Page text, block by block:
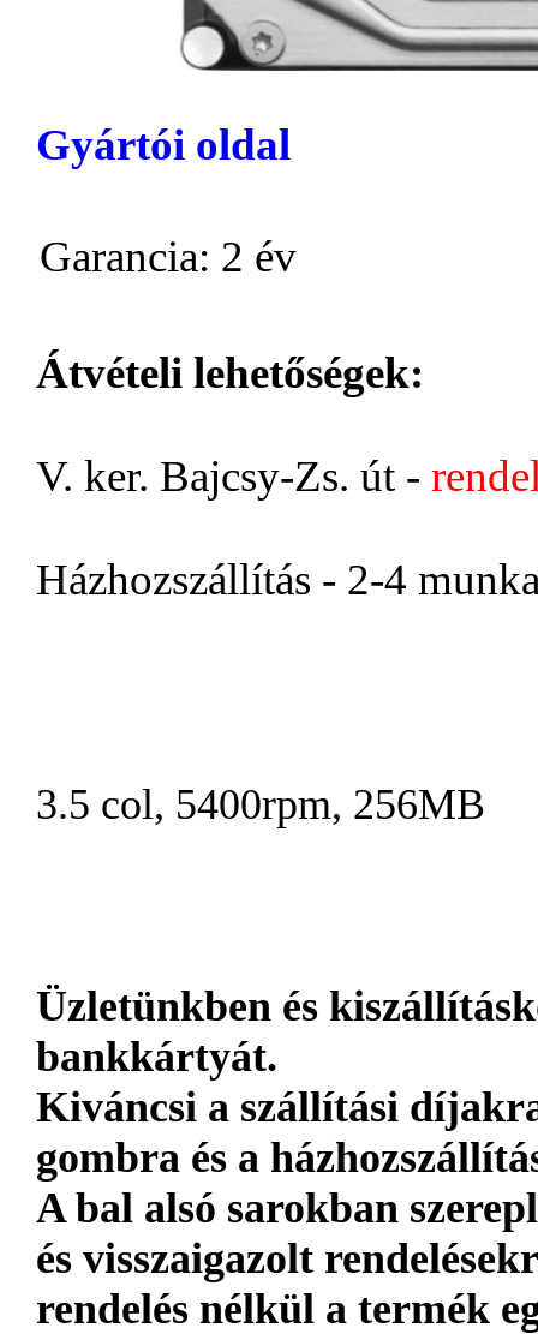
Gyártói oldal
Garancia: 2 év
Átvételi lehetőségek:
V. ker. Bajcsy-Zs. út -
Házhozszállítás - 2-4
3.5 col, 5400rpm, 256MB
Üzletünkben és
bankkártyát.
Kiváncsi a szállítási
gombra és a
A bal alsó sarokban
és visszaigazolt
rendelés nélkül a termék